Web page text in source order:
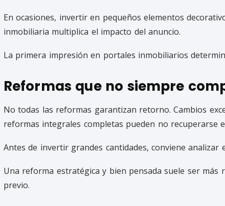
En ocasiones, invertir en pequeños elementos
inmobiliaria multiplica el impacto del anuncio.
La primera impresión en portales inmobiliarios
Reformas que no siempre
No todas las reformas garantizan retorno. Cambios
reformas integrales completas pueden no recuperarse
Antes de invertir grandes cantidades, conviene
Una reforma estratégica y bien pensada suele ser
previo.